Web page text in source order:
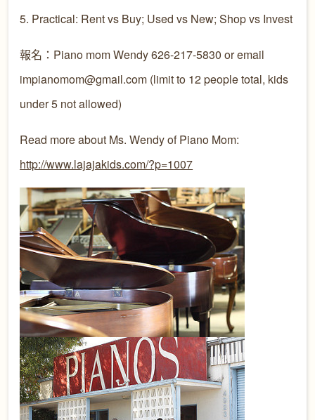
5. Practical: Rent vs Buy; Used vs New; Shop vs Invest
報名：Piano mom Wendy 626-217-5830 or email
impianomom@gmail.com (limit to 12 people total, kids
under 5 not allowed)
Read more about Ms. Wendy of Piano Mom:
http://www.lajajakids.com/?p=1007